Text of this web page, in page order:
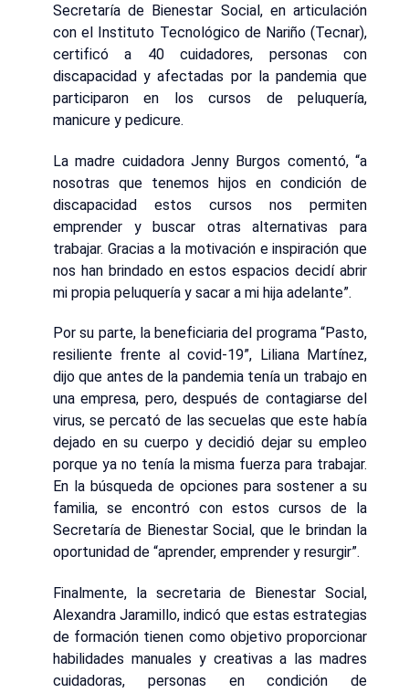
Secretaría de Bienestar Social, en articulación
con el Instituto Tecnológico de Nariño (Tecnar),
certificó a 40 cuidadores, personas con
discapacidad y afectadas por la pandemia que
participaron en los cursos de peluquería,
manicure y pedicure.
La madre cuidadora Jenny Burgos comentó, “a
nosotras que tenemos hijos en condición de
discapacidad estos cursos nos permiten
emprender y buscar otras alternativas para
trabajar. Gracias a la motivación e inspiración que
nos han brindado en estos espacios decidí abrir
mi propia peluquería y sacar a mi hija adelante”.
Por su parte, la beneficiaria del programa “Pasto,
resiliente frente al covid-19”, Liliana Martínez,
dijo que antes de la pandemia tenía un trabajo en
una empresa, pero, después de contagiarse del
virus, se percató de las secuelas que este había
dejado en su cuerpo y decidió dejar su empleo
porque ya no tenía la misma fuerza para trabajar.
En la búsqueda de opciones para sostener a su
familia, se encontró con estos cursos de la
Secretaría de Bienestar Social, que le brindan la
oportunidad de “aprender, emprender y resurgir”.
Finalmente, la secretaria de Bienestar Social,
Alexandra Jaramillo, indicó que estas estrategias
de formación tienen como objetivo proporcionar
habilidades manuales y creativas a las madres
cuidadoras, personas en condición de